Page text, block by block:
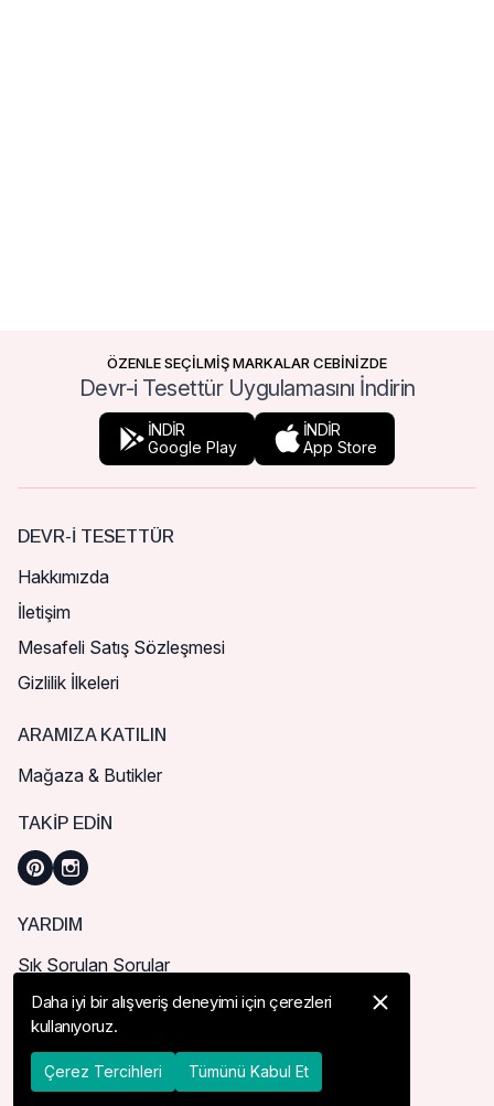
ÖZENLE SEÇİLMİŞ MARKALAR CEBİNİZDE
Devr-i Tesettür Uygulamasını İndirin
İNDİR
Google Play
İNDİR
App Store
DEVR-I TESETTÜR
Hakkımızda
İletişim
Mesafeli Satış Sözleşmesi
Gizlilik İlkeleri
ARAMIZA KATILIN
Mağaza & Butikler
TAKIP EDIN
YARDIM
Sık Sorulan Sorular
Nasıl Sipariş Verebilirim?
Kargo ve Teslimat
İade, İptal ve Değişim
Daha iyi bir alışveriş deneyimi için çerezleri
kullanıyoruz.
Çerez Tercihleri Tümünü Kabul Et